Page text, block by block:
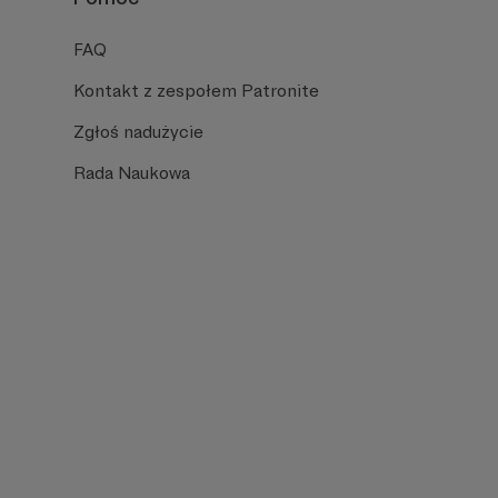
FAQ
Kontakt z zespołem Patronite
Zgłoś nadużycie
Rada Naukowa